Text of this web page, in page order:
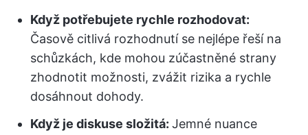
Když potřebujete rychle rozhodovat:
Časově citlivá rozhodnutí se nejlépe řeší na
schůzkách, kde mohou zúčastněné strany
zhodnotit možnosti, zvážit rizika a rychle
dosáhnout dohody.
Když je diskuse složitá: Jemné nuance